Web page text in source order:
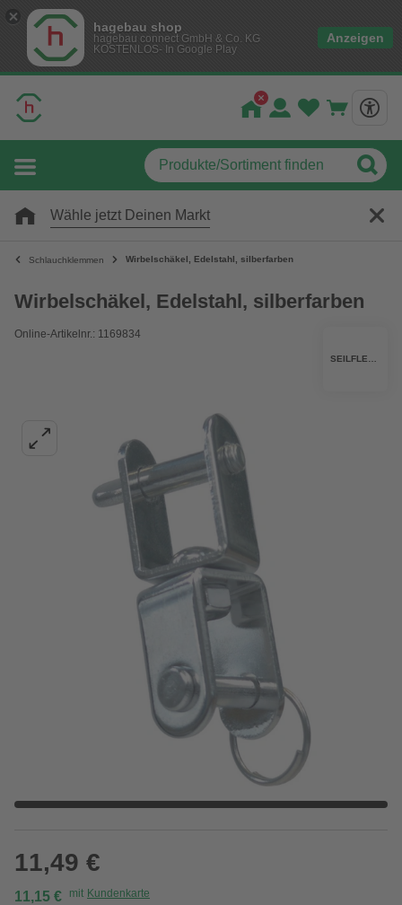
hagebau shop
hagebau connect GmbH & Co. KG
KOSTENLOS- In Google Play
Anzeigen
Wähle jetzt Deinen Markt
Schlauchklemmen Wirbelschäkel, Edelstahl, silberfarben
Wirbelschäkel, Edelstahl, silberfarben
Online-Artikelnr.: 1169834
11,49 €
11,15 € mit Kundenkarte